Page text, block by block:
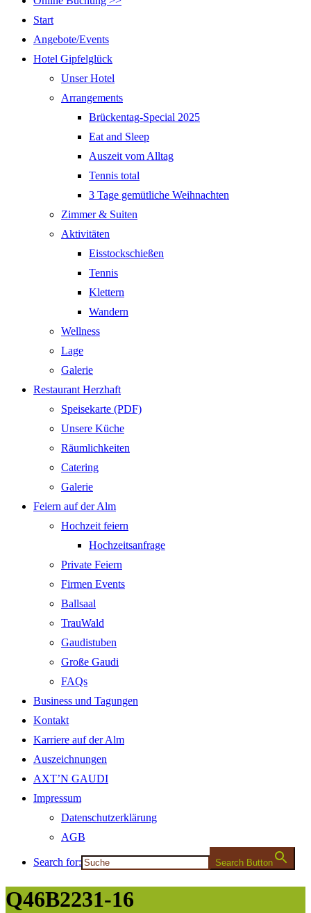
Start
Angebote/Events
Hotel Gipfelglück
Unser Hotel
Arrangements
Brückentag-Special 2025
Eat and Sleep
Auszeit vom Alltag
Tennis total
3 Tage gemütliche Weihnachten
Zimmer & Suiten
Aktivitäten
Eisstockschießen
Tennis
Klettern
Wandern
Wellness
Lage
Galerie
Restaurant Herzhaft
Speisekarte (PDF)
Unsere Küche
Räumlichkeiten
Catering
Galerie
Feiern auf der Alm
Hochzeit feiern
Hochzeitsanfrage
Private Feiern
Firmen Events
Ballsaal
TrauWald
Gaudistuben
Große Gaudi
FAQs
Business und Tagungen
Kontakt
Karriere auf der Alm
Auszeichnungen
AXT’N GAUDI
Impressum
Datenschutzerklärung
AGB
Search for: Search Button
Q46B2231-16